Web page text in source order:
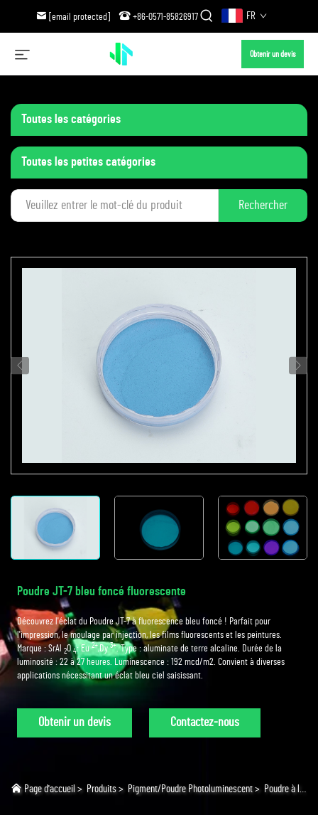
[email protected] +86-0571-85826917 FR
Obtenir un devis
Toutes les catégories
Toutes les petites catégories
Rechercher
Poudre JT-7 bleu foncé fluorescente
Découvrez l'éclat du Poudre JT-7 à fluorescence bleu foncé ! Parfait pour
l'impression, le moulage par injection, les films fluorescents et les peintures.
Marque : SrAl 2O4: Eu2+,Dy3+. Type : aluminate de terre alcaline. Durée de la
luminosité : 22 à 27 heures. Luminescence : 192 mcd/m2. Convient à diverses
applications nécessitant un éclat bleu ciel saisissant.
Obtenir un devis Contactez-nous
Page d'accueil > Produits > Pigment/Poudre Photoluminescent > Poudre à lueur néon